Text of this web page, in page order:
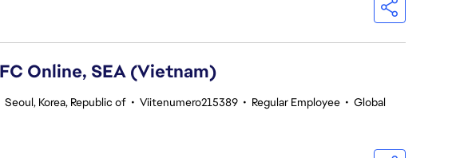
Online, SEA (Vietnam)
Seoul, Korea, Republic of • Viitenumero215389 • Regular Employee • Global